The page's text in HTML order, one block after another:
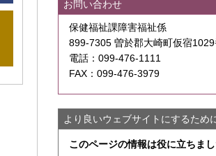
お問い合わせ
保健福祉課障害福祉係
899-7305 曽於郡大崎町仮宿
電話：099-476-1111
FAX：099-476-3979
より良いウェブサイトにするため
このページの情報は役に立ちまし